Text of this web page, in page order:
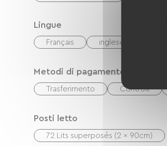
Lingue
Français inglese
Metodi di pagamento
Trasferimento Controlli
Posti letto
72 Lits superposés (2 x 90cm)